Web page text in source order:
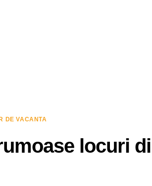
DE VACANTA
locuri